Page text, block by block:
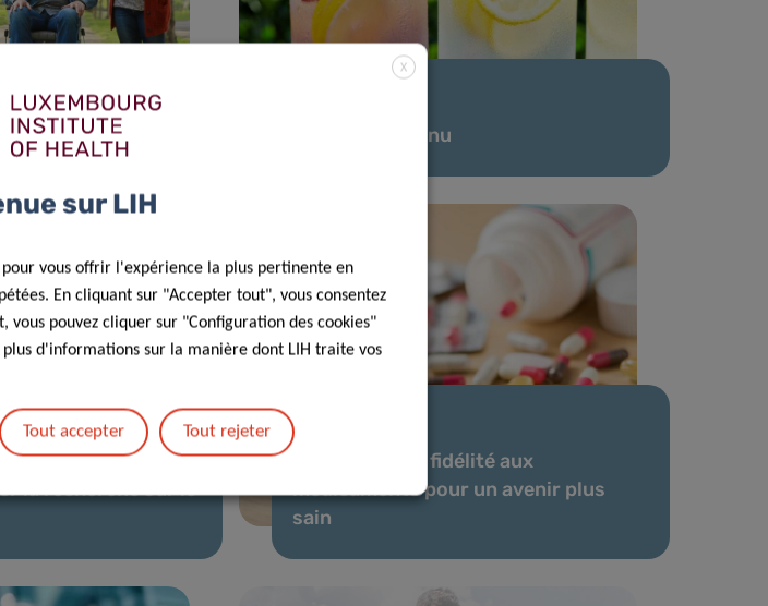
aux patients Hot Off the Menu
entendre leur voix
la recherche sur le
27 Mai 2022
Promouvoir la fidélité aux
médicaments pour un avenir plus
sain
X
sur LIH
vous offrir l'expérience la plus pertinente en
En cliquant sur "Accepter tout", vous consentez
vous pouvez cliquer sur "Configuration des cookies"
d'informations sur la manière dont LIH traite vos
Tout accepter Tout rejeter